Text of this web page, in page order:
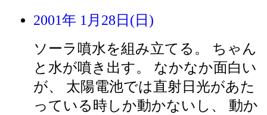
2001年 1月28日(日)
ソーラ噴水を組み立てる。 ちゃん
と水が噴き出す。 なかなか面白い
が、 太陽電池では直射日光があた
っている時しか動かないし、 動か